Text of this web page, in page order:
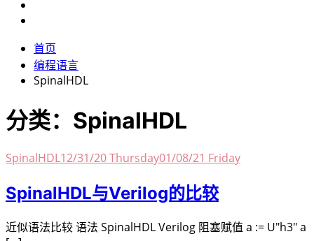
首页
编程语言
SpinalHDL
分类：SpinalHDL
SpinalHDL12/31/20 Thursday01/08/21 Friday
SpinalHDL与Verilog的比较
近似语法比较 语法 SpinalHDL Verilog 阻塞赋值 a := U"h3" a